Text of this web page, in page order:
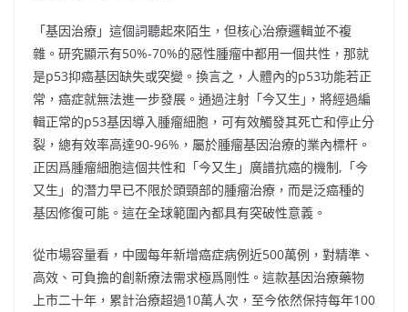
「基因治療」這個詞聽起來陌生，但核心治療邏輯並不複
雜。研究顯示有50%-70%的惡性腫瘤中都用一個共性，那就
是p53抑癌基因缺失或突變。換言之，人體內的p53功能若正
常，癌症就無法進一步發展。通過注射「今又生｣，將經過編
輯正常的p53基因導入腫瘤細胞，可有效觸發其死亡和停止分
裂，總有效率高達90-96%，屬於腫瘤基因治療的業內標杆。
正因爲腫瘤細胞這個共性和「今又生」廣譜抗癌的機制,「今
又生」的潛力早已不限於頭頸部的腫瘤治療，而是泛癌種的
基因修復可能。這在全球範圍內都具有突破性意義。
從市場容量看，中國每年新增癌症病例近500萬例，對精準、
高效、可負擔的創新療法需求極爲剛性。這款基因治療藥物
上市二十年，累計治療超過10萬人次，至今依然保持每年100